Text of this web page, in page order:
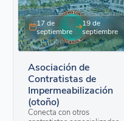
17 de
septiembre
19 de
septiembre
Asociación de
Contratistas de
Impermeabilización
(otoño)
Conecta con otros